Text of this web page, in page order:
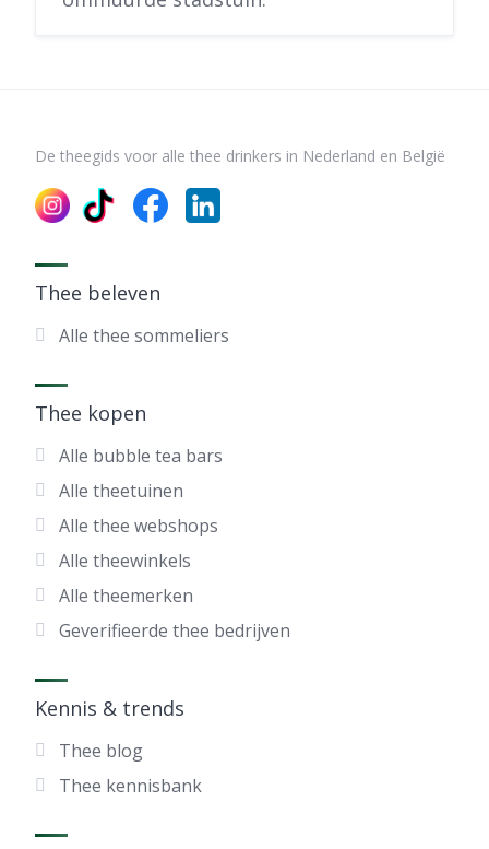
De theegids voor alle thee drinkers in Nederland en België
Thee beleven
Alle thee sommeliers
Thee kopen
Alle bubble tea bars
Alle theetuinen
Alle thee webshops
Alle theewinkels
Alle theemerken
Geverifieerde thee bedrijven
Kennis & trends
Thee blog
Thee kennisbank